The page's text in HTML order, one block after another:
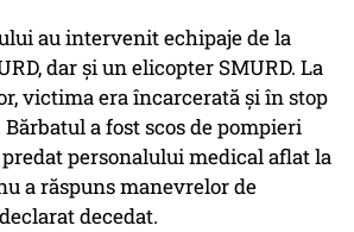
au intervenit echipaje de la
dar şi un elicopter SMURD. La
victima era încarcerată şi în stop
a fost scos de pompieri
personalului medical aflat la
a răspuns manevrelor de
decedat.